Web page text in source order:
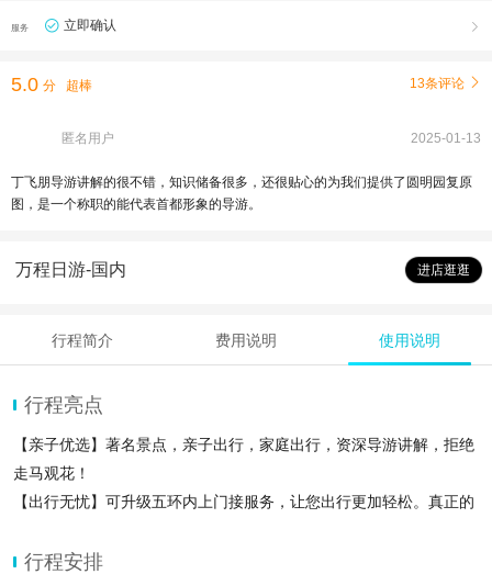
服务 立即确认 
5.0 分 超棒 13条评论 
匿名用户 2025-01-13
丁飞朋导游讲解的很不错，知识储备很多，还很贴心的为我们提供了圆明园复原
图，是一个称职的能代表首都形象的导游。
万程日游-国内 进店逛逛
行程简介 费用说明 使用说明
行程亮点
【亲子优选】著名景点，亲子出行，家庭出行，资深导游讲解，拒绝
走马观花！
【出行无忧】可升级五环内上门接服务，让您出行更加轻松。真正的
【行程优势】天天发团，正规旅游大巴，专业导游领队，门票保障、
行程安排